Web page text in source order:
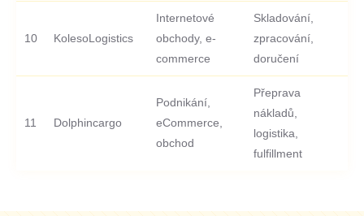
10 KolesoLogistics
Internetové
obchody, e-
commerce
Skladování,
zpracování,
doručení
11 Dolphincargo
Podnikání,
eCommerce,
obchod
Přeprava
nákladů,
logistika,
fulfillment